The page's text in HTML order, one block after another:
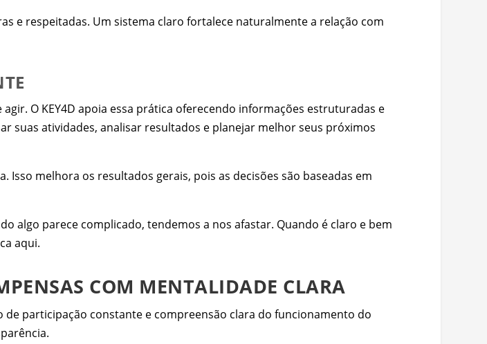
e respeitadas. Um sistema claro fortalece naturalmente a relação com
O KEY4D apoia essa prática oferecendo informações estruturadas e
suas atividades, analisar resultados e planejar melhor seus próximos
melhora os resultados gerais, pois as decisões são baseadas em
algo parece complicado, tendemos a nos afastar. Quando é claro e bem
aqui.
COM MENTALIDADE CLARA
participação constante e compreensão clara do funcionamento do